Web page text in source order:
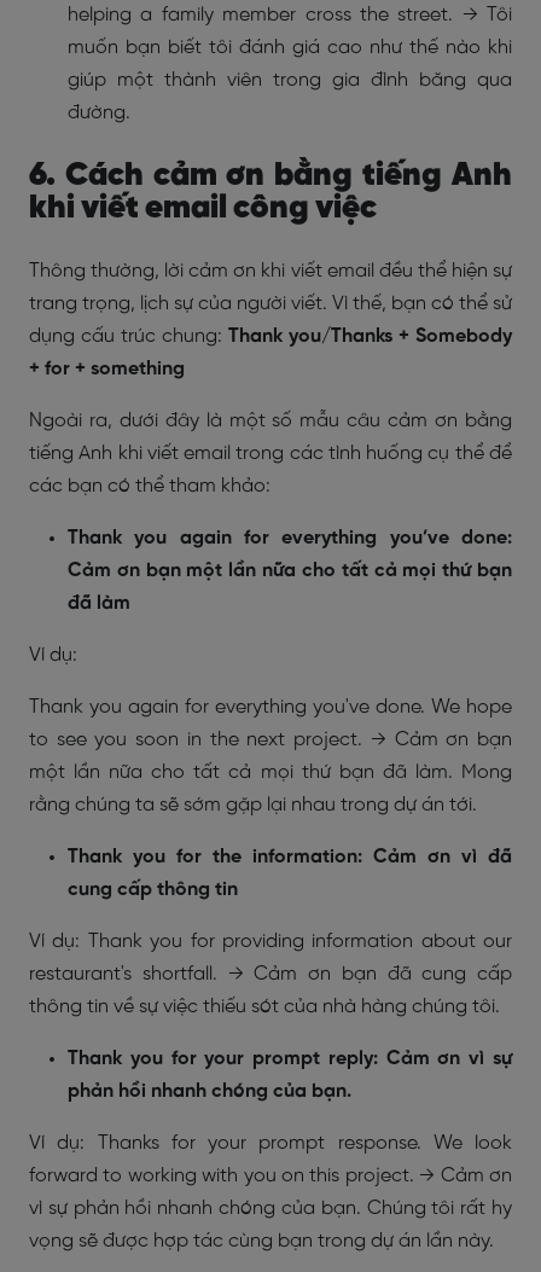
helping a family member cross the street. → Tôi
muốn bạn biết tôi đánh giá cao như thế nào khi
giúp một thành viên trong gia đình băng qua
đường.
6. Cách cảm ơn bằng tiếng Anh
khi viết email công việc
Thông thường, lời cảm ơn khi viết email đều thể hiện sự
trang trọng, lịch sự của người viết. Vì thế, bạn có thể sử
dụng cấu trúc chung: Thank you/Thanks + Somebody
+ for + something
Ngoài ra, dưới đây là một số mẫu câu cảm ơn bằng
tiếng Anh khi viết email trong các tình huống cụ thể để
các bạn có thể tham khảo:
Thank you again for everything you’ve done:
Cảm ơn bạn một lần nữa cho tất cả mọi thứ bạn
đã làm
Ví dụ:
Thank you again for everything you've done. We hope
to see you soon in the next project. → Cảm ơn bạn
một lần nữa cho tất cả mọi thứ bạn đã làm. Mong
rằng chúng ta sẽ sớm gặp lại nhau trong dự án tới.
Thank you for the information: Cảm ơn vì đã
cung cấp thông tin
Ví dụ: Thank you for providing information about our
restaurant's shortfall. → Cảm ơn bạn đã cung cấp
thông tin về sự việc thiếu sót của nhà hàng chúng tôi.
Thank you for your prompt reply: Cảm ơn vì sự
phản hồi nhanh chóng của bạn.
Ví dụ: Thanks for your prompt response. We look
forward to working with you on this project. → Cảm ơn
vì sự phản hồi nhanh chóng của bạn. Chúng tôi rất hy
vọng sẽ được hợp tác cùng bạn trong dự án lần này.